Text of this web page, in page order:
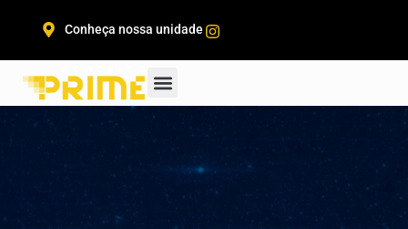
Conheça nossa unidade